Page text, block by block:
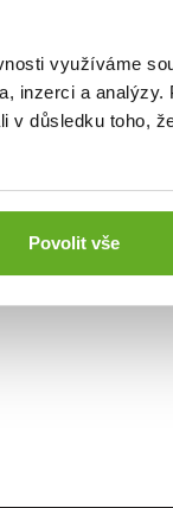
využíváme
inzerci a analýzy.
v důsledku toho,
Povolit vše